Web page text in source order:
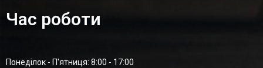
Час роботи
Понеділок - П'ятниця: 8:00 - 17:00